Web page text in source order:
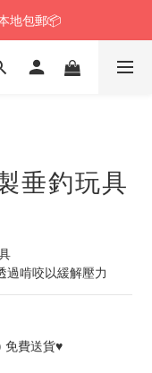
地包郵📦
地包郵📦
系列同步補貨🌿
包郵📦
垂釣玩具
過啃咬以緩解壓力
免費送貨♥